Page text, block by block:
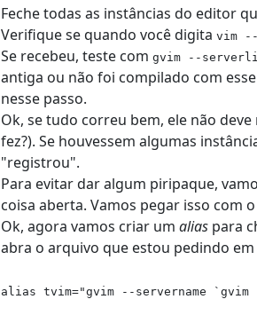
Feche todas as instâncias do editor
Verifique se quando você digita vim
Se recebeu, teste com gvim --
antiga ou não foi compilado com
nesse passo.
Ok, se tudo correu bem, ele não
fez?). Se houvessem algumas
"registrou".
Para evitar dar algum piripaque,
coisa aberta. Vamos pegar isso com o
Ok, agora vamos criar um alias para
abra o arquivo que estou pedindo
alias tvim="gvim --servername